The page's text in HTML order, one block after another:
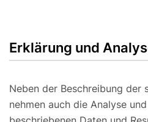
Erklärung und
Neben der Beschreibung der
nehmen auch die Analyse